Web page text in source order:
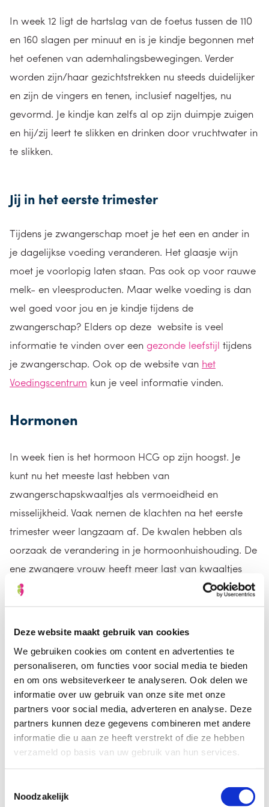
Deze website maakt gebruik van cookies
We gebruiken cookies om content en advertenties te
personaliseren, om functies voor social media te bieden
en om ons websiteverkeer te analyseren. Ook delen we
informatie over uw gebruik van onze site met onze
partners voor social media, adverteren en analyse. Deze
partners kunnen deze gegevens combineren met andere
informatie die u aan ze heeft verstrekt of die ze hebben
verzameld op basis van uw gebruik van hun services.
Noodzakelijk
In week 12 ligt de hartslag van de foetus tussen de 110
en 160 slagen per minuut en is je kindje begonnen met
het oefenen van ademhalingsbewegingen. Verder
worden zijn/haar gezichtstrekken nu steeds duidelijker
en zijn de vingers en tenen, inclusief nageltjes, nu
gevormd. Je kindje kan zelfs al op zijn duimpje zuigen
en hij/zij leert te slikken en drinken door vruchtwater in
te slikken.
Jij in het eerste trimester
Tijdens je zwangerschap moet je het een en ander in
je dagelijkse voeding veranderen. Het glaasje wijn
moet je voorlopig laten staan. Pas ook op voor rauwe
melk- en vleesproducten. Maar welke voeding is dan
wel goed voor jou en je kindje tijdens de
zwangerschap? Elders op deze website is veel
informatie te vinden over een gezonde leefstijl tijdens
je zwangerschap. Ook op de website van het
Voedingscentrum kun je veel informatie vinden.
Hormonen
In week tien is het hormoon HCG op zijn hoogst. Je
kunt nu het meeste last hebben van
zwangerschapskwaaltjes als vermoeidheid en
misselijkheid. Vaak nemen de klachten na het eerste
trimester weer langzaam af. De kwalen hebben als
oorzaak de verandering in je hormoonhuishouding. De
ene zwangere vrouw heeft meer last van kwaaltjes
dan de andere en het verschilt per vrouw ook hoe erg
de kwaaltjes zijn. Bekende kwalen zijn, naast
Gewicht
Tot en met week 20 van je zwangerschap kom je
ongeveer een kwart van je totale
zwangerschapsgewicht aan. In het eerste trimester is
dat ongeveer 1 tot 2,5 kg. Aan het einde van het derde
trimester merk je vaak wel dat je kleding strakker gaat